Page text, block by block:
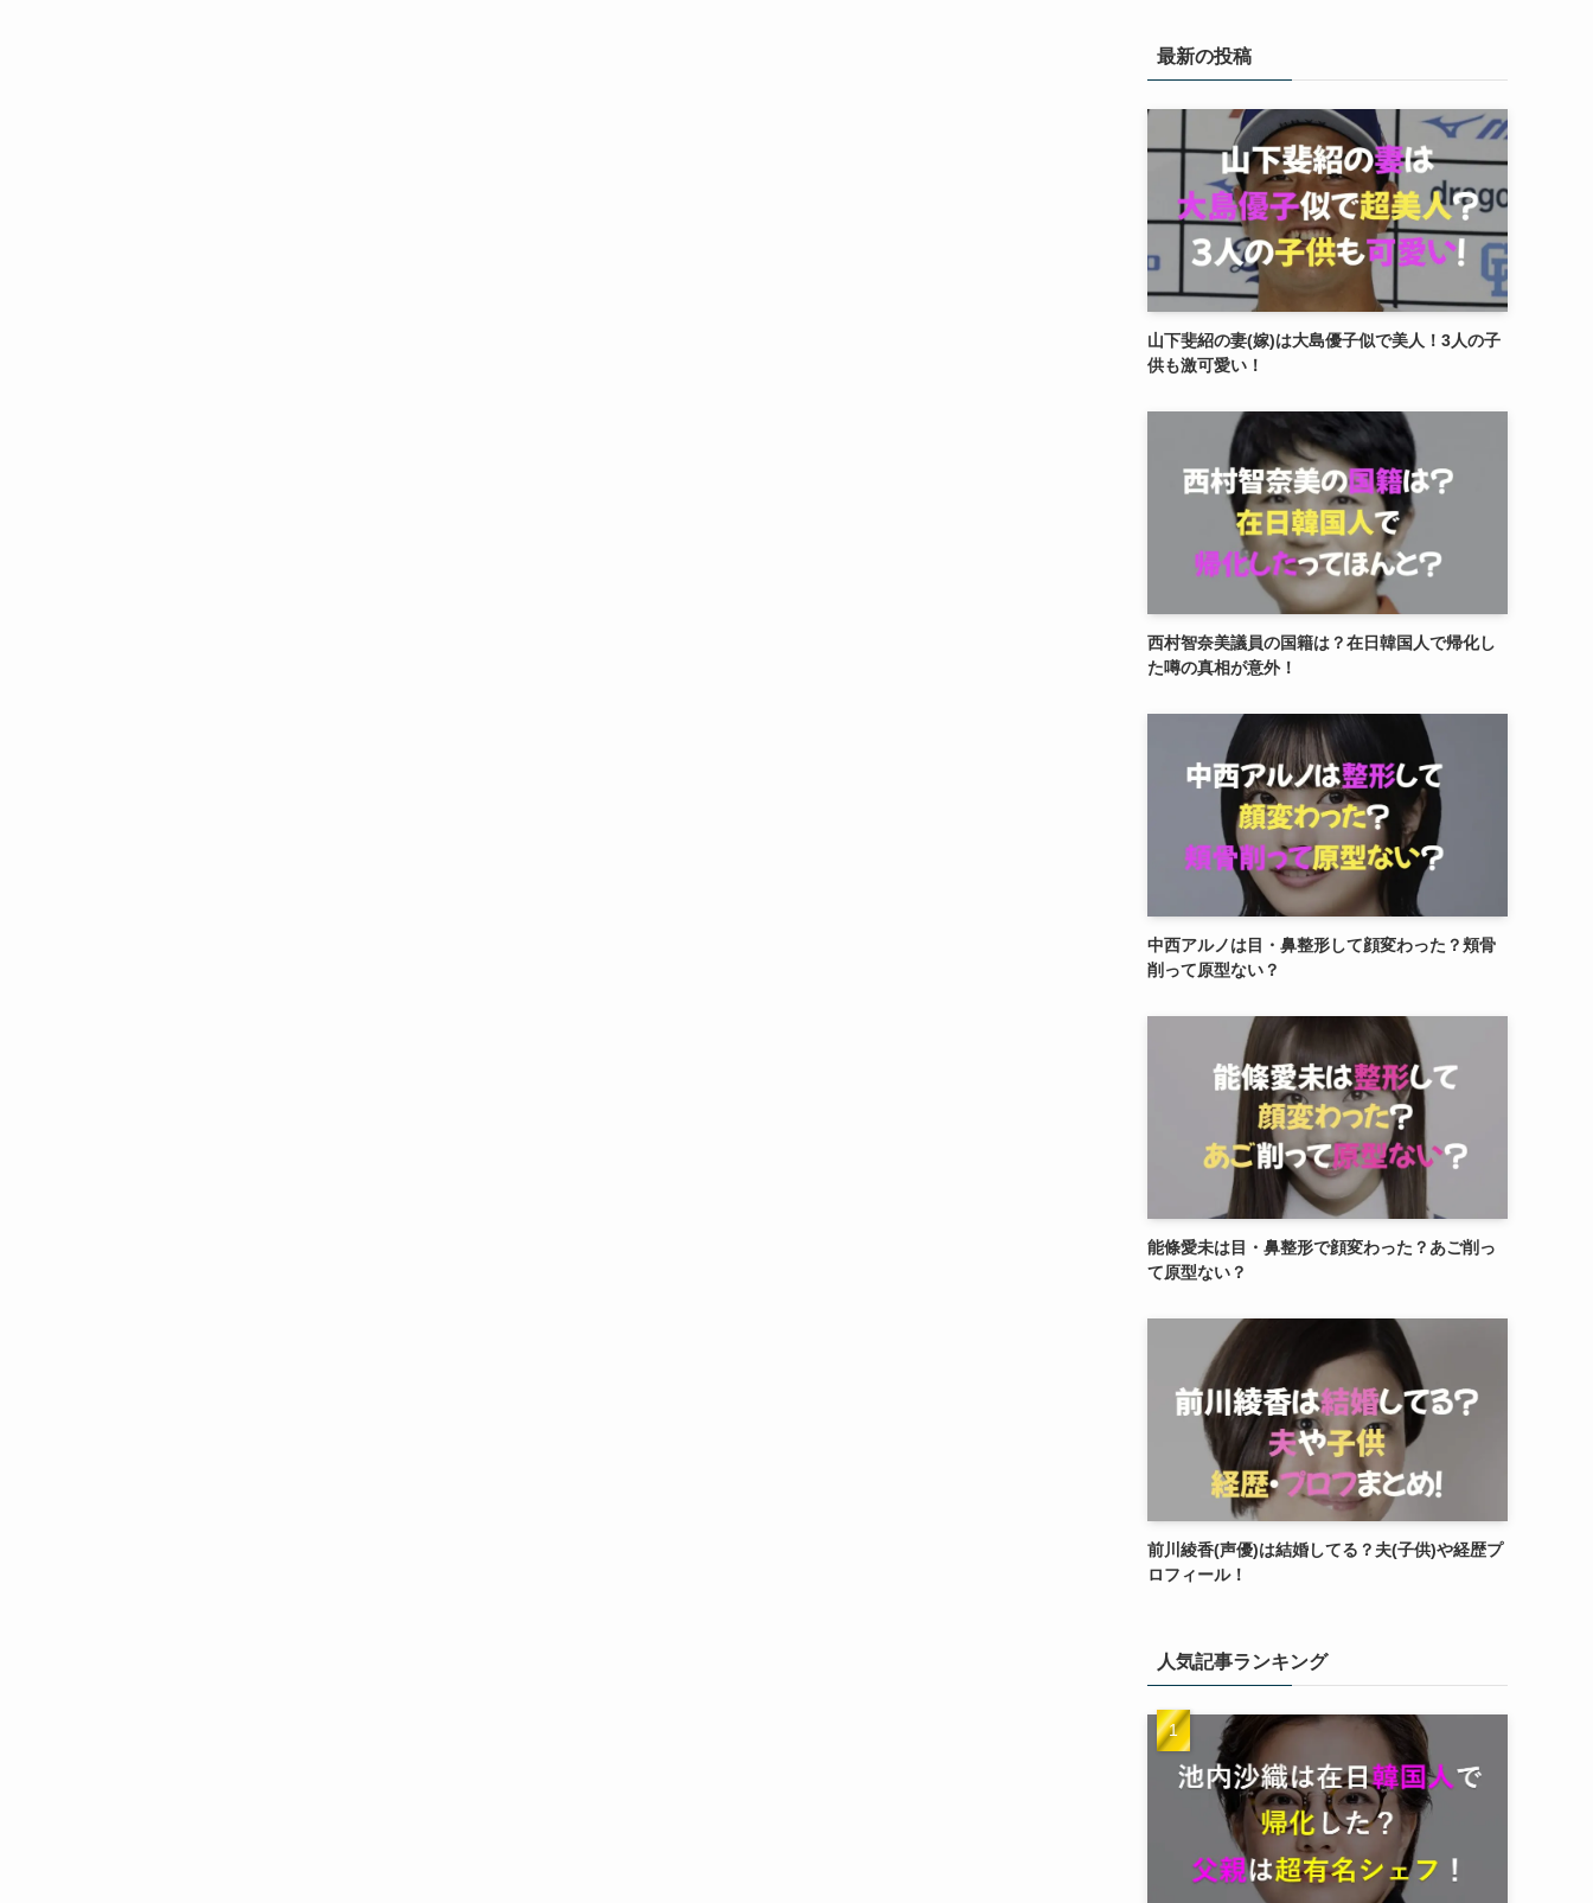
最新の投稿
山下斐紹の妻(嫁)は大島優子似で美人！3人の子
供も激可愛い！
西村智奈美議員の国籍は？在日韓国人で帰化し
た噂の真相が意外！
中西アルノは目・鼻整形して顔変わった？頬骨
削って原型ない？
能條愛未は目・鼻整形で顔変わった？あご削っ
て原型ない？
前川綾香(声優)は結婚してる？夫(子供)や経歴プ
ロフィール！
人気記事ランキング